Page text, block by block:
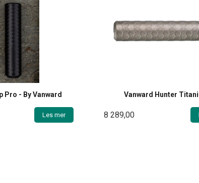
Pro - By Vanward
Les mer
Vanward Hunter
8 289,00